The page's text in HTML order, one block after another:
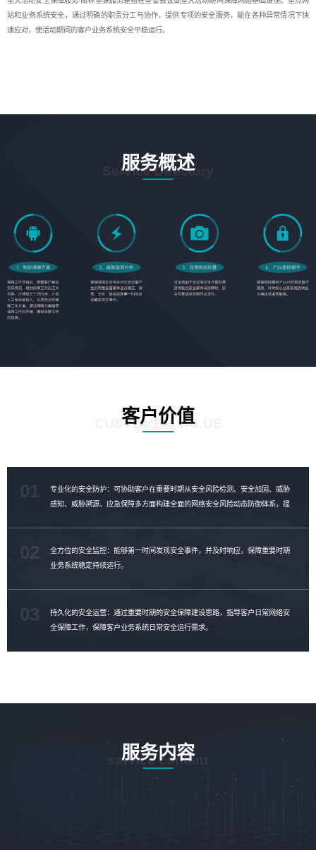
站和业务系统安全，通过明确的职责分工与协作，提供专项的安全服务，能在各种异常情况下快
速应对，使活动期间的客户业务系统安全平稳运行。
服务概述
Service Directory
客户价值
CUSTOMER VALUE
专业化的安全防护：可协助客户在重要时期从安全风险检测、安全加固、威胁
感知、威胁溯源、应急保障多方面构建全面的网络安全风险动态防御体系，提
全方位的安全监控：能够第一时间发现安全事件，并及时响应，保障重要时期
业务系统稳定持续运行。
02
持久化的安全运营：通过重要时期的安全保障建设思路，指导客户日常网络安
全保障工作，保障客户业务系统日常安全运行需求。
03
服务内容
service content